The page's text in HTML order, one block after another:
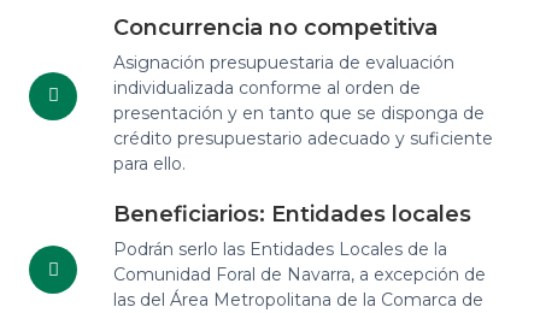
Concurrencia no competitiva
Asignación presupuestaria de evaluación
individualizada conforme al orden de
presentación y en tanto que se disponga de
crédito presupuestario adecuado y suficiente
para ello.
Beneficiarios: Entidades locales
Podrán serlo las Entidades Locales de la
Comunidad Foral de Navarra, a excepción de
las del Área Metropolitana de la Comarca de